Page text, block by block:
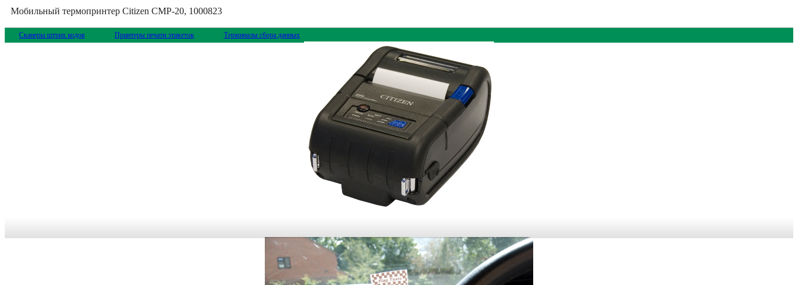
Мобильный термопринтер Citizen CMP-20, 1000823
Сканеры штрих кодов Принтеры печати этикеток Терминалы сбора данных